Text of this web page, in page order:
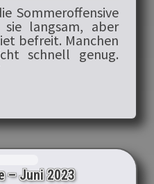
Sommeroffensive
langsam, aber
befreit. Manchen
schnell genug.
– Juni 2023